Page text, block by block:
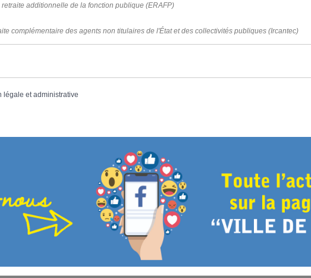
additionnelle de la fonction publique (ERAFP)
complémentaire des agents non titulaires de l'État et des collectivités publiques (Ircantec)
légale et administrative